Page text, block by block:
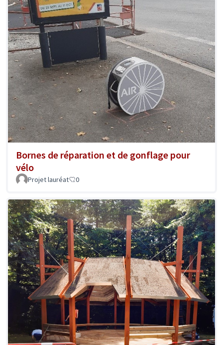
Bornes de réparation et de gonflage pour
vélo
Projet lauréat 0